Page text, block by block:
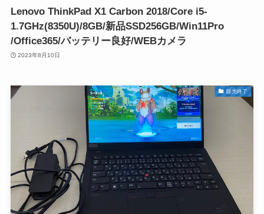
Lenovo ThinkPad X1 Carbon 2018/Core i5-
1.7GHz(8350U)/8GB/新品SSD256GB/Win11Pro
/Office365/バッテリー良好/WEBカメラ
2023年8月10日
販売終了